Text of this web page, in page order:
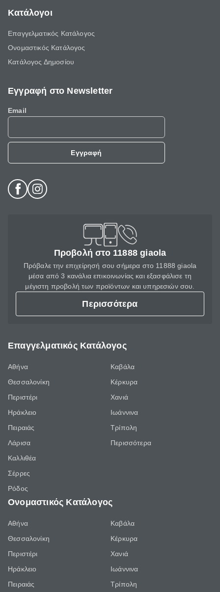
Κατάλογοι
Επαγγελματικός Κατάλογος
Ονομαστικός Κατάλογος
Κατάλογος Δημοσίου
Εγγραφή στο Newsletter
Email
Εγγραφή
Προβολή στο 11888 giaola
Πρόβαλε την επιχείρησή σου σήμερα στο 11888 giaola
μέσα από 3 κανάλια επικοινωνίας και εξασφάλισε τη
μέγιστη προβολή των προϊόντων και υπηρεσιών σου.
Περισσότερα
Επαγγελματικός Κατάλογος
Αθήνα
Θεσσαλονίκη
Περιστέρι
Ηράκλειο
Πειραιάς
Λάρισα
Καλλιθέα
Σέρρες
Ρόδος
Καβάλα
Κέρκυρα
Χανιά
Ιωάννινα
Τρίπολη
Περισσότερα
Ονομαστικός Κατάλογος
Αθήνα
Θεσσαλονίκη
Περιστέρι
Ηράκλειο
Πειραιάς
Καβάλα
Κέρκυρα
Χανιά
Ιωάννινα
Τρίπολη